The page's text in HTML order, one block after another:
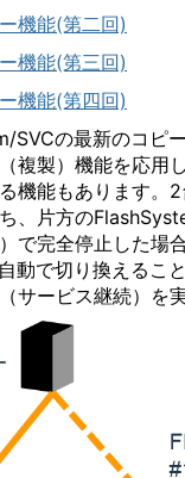
機能(第二回)
機能(第三回)
機能(第四回)
SVCの最新のコピ
複製）機能を応用
機能もあります。
、片方の
で完全停止した場
動で切り換えるこ
サービス継続）を実